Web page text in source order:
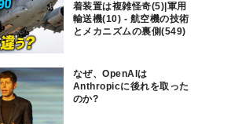
着装置は複雑怪奇(5)|軍用
輸送機(10) - 航空機の技術
とメカニズムの裏側(549)
なぜ、OpenAIは
Anthropicに後れを取った
のか?